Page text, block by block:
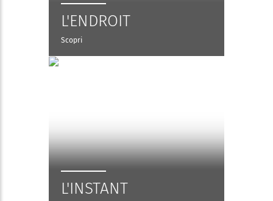
L'ENDROIT
Scopri
L'INSTANT